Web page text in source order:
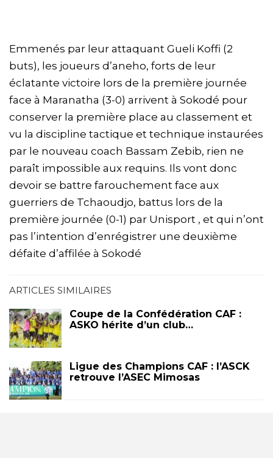
Emmenés par leur attaquant Gueli Koffi (2
buts), les joueurs d’aneho, forts de leur
éclatante victoire lors de la première journée
face à Maranatha (3-0) arrivent à Sokodé pour
conserver la première place au classement et
vu la discipline tactique et technique instaurées
par le nouveau coach Bassam Zebib, rien ne
paraît impossible aux requins. Ils vont donc
devoir se battre farouchement face aux
guerriers de Tchaoudjo, battus lors de la
première journée (0-1) par Unisport , et qui n’ont
pas l’intention d’enrégistrer une deuxième
défaite d’affilée à Sokodé
ARTICLES SIMILAIRES
Coupe de la Confédération CAF :
ASKO hérite d’un club…
Ligue des Champions CAF : l’ASCK
retrouve l’ASEC Mimosas